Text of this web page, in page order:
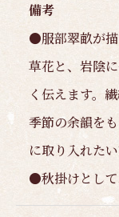
備考
●服部翠畝が
草花と、岩陰
く伝えます。
季節の余韻を
に取り入れた
●秋掛けとして